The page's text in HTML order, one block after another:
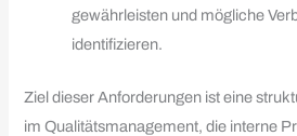
gewährleisten und mögliche
identifizieren.
Ziel dieser Anforderungen ist eine
im Qualitätsmanagement, die interne